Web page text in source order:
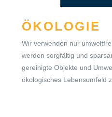
ÖKOLOGIE
Wir verwenden nur
werden sorgfältig und
gereinigte Objekte und
ökologisches Lebensumfeld